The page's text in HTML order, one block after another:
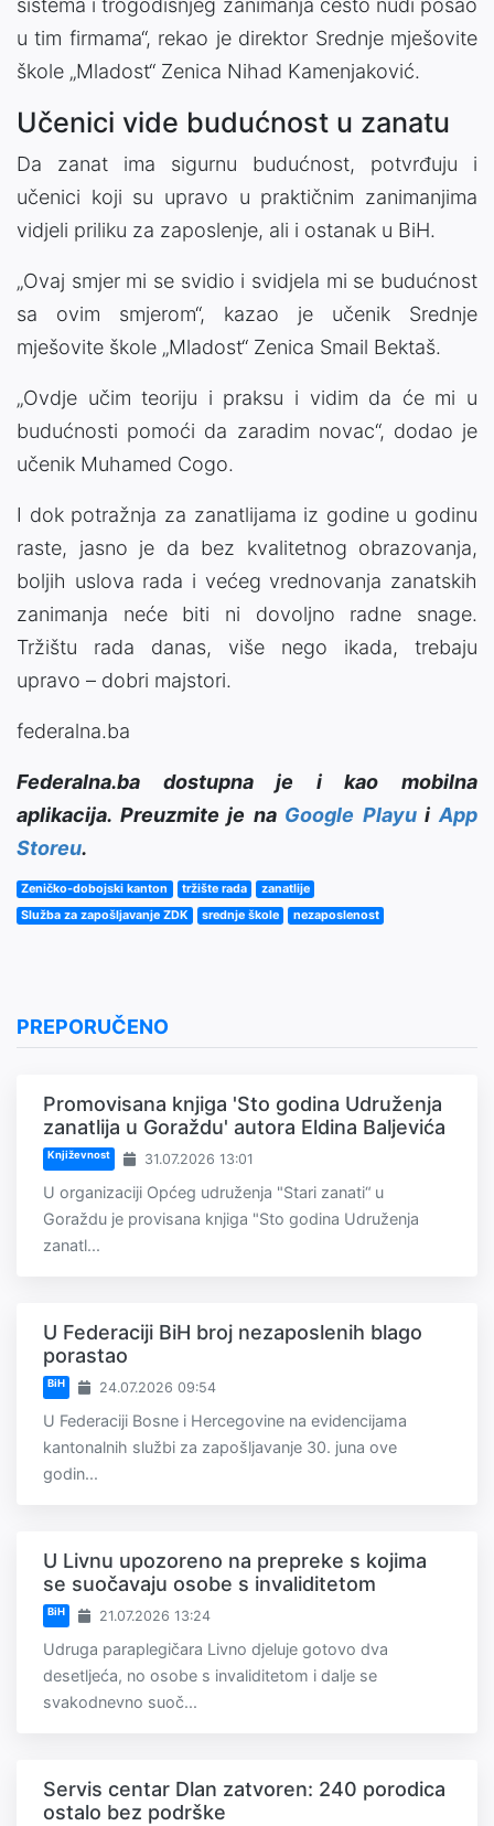
sistema i trogodišnjeg zanimanja često nudi posao
u tim firmama“, rekao je direktor Srednje mješovite
škole „Mladost“ Zenica Nihad Kamenjaković.
Učenici vide budućnost u zanatu
Da zanat ima sigurnu budućnost, potvrđuju i
učenici koji su upravo u praktičnim zanimanjima
vidjeli priliku za zaposlenje, ali i ostanak u BiH.
„Ovaj smjer mi se svidio i svidjela mi se budućnost
sa ovim smjerom“, kazao je učenik Srednje
mješovite škole „Mladost“ Zenica Smail Bektaš.
„Ovdje učim teoriju i praksu i vidim da će mi u
budućnosti pomoći da zaradim novac“, dodao je
učenik Muhamed Cogo.
I dok potražnja za zanatlijama iz godine u godinu
raste, jasno je da bez kvalitetnog obrazovanja,
boljih uslova rada i većeg vrednovanja zanatskih
zanimanja neće biti ni dovoljno radne snage.
Tržištu rada danas, više nego ikada, trebaju
upravo – dobri majstori.
federalna.ba
Federalna.ba dostupna je i kao mobilna
aplikacija. Preuzmite je na Google PlayuiApp
Storeu.
Zeničko-dobojski kanton tržište rada
zanatlije
Služba za zapošljavanje ZDK
srednje škole nezaposlenost
PREPORUČENO
Promovisana knjiga 'Sto godina Udruženja
zanatlija u Goraždu' autora Eldina Baljevića
Književnost 31.07.2026 13:01
U organizaciji Općeg udruženja "Stari zanati“ u
Goraždu je provisana knjiga "Sto godina Udruženja
zanatl...
U Federaciji BiH broj nezaposlenih blago
porastao
BiH 24.07.2026 09:54
U Federaciji Bosne i Hercegovine na evidencijama
kantonalnih službi za zapošljavanje 30. juna ove
godin...
U Livnu upozoreno na prepreke s kojima
se suočavaju osobe s invaliditetom
BiH 21.07.2026 13:24
Udruga paraplegičara Livno djeluje gotovo dva
desetljeća, no osobe s invaliditetom i dalje se
svakodnevno suoč...
Servis centar Dlan zatvoren: 240 porodica
ostalo bez podrške